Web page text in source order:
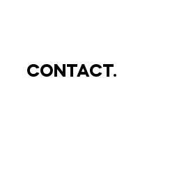
CONTACT.